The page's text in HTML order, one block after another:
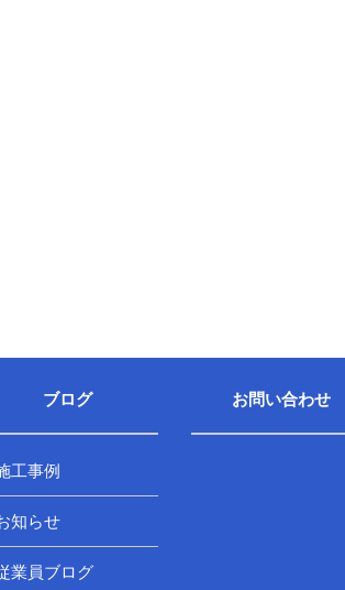
ブログ
工事例
知らせ
業員ブログ
お問い合わせ